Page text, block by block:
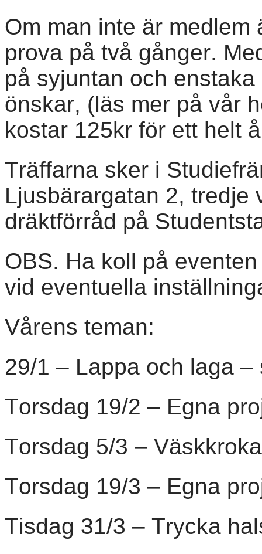
Om man inte är
prova på två gånger.
på syjuntan och
önskar, (läs mer på vår
kostar 125kr för ett helt
Träffarna sker i
Ljusbärargatan 2, tredje
dräktförråd på
OBS. Ha koll på
vid eventuella
Vårens teman:
29/1 – Lappa och laga
Torsdag 19/2 – Egna
Torsdag 5/3 –
Torsdag 19/3 – Egna
Tisdag 31/3 – Trycka